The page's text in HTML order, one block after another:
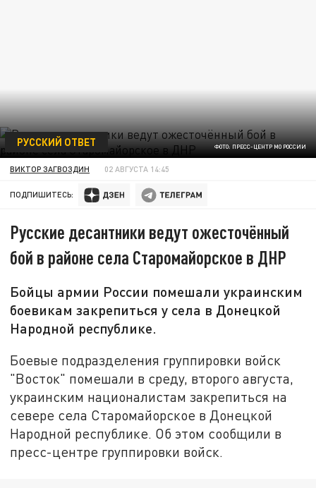
ФОТО: ПРЕСС-ЦЕНТР МО РОССИИ
РУССКИЙ ОТВЕТ
ВИКТОР ЗАГВОЗДИН 02 АВГУСТА 14:45
ПОДПИШИТЕСЬ:
Русские десантники ведут ожесточённый
бой в районе села Старомайорское в ДНР
Бойцы армии России помешали украинским
боевикам закрепиться у села в Донецкой
Народной республике.
Боевые подразделения группировки войск
"Восток" помешали в среду, второго августа,
украинским националистам закрепиться на
севере села Старомайорское в Донецкой
Народной республике. Об этом сообщили в
пресс-центре группировки войск.